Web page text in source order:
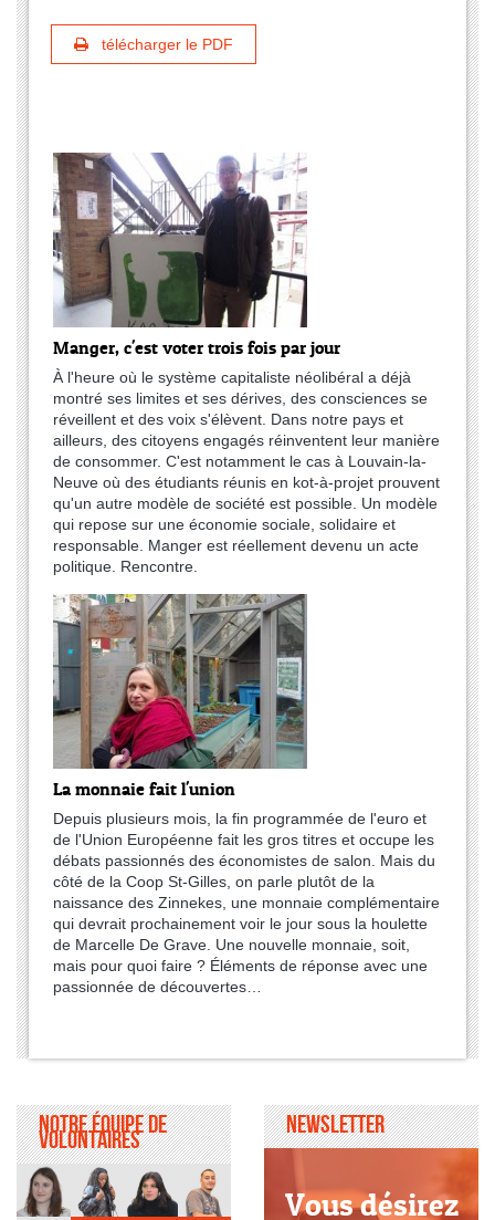
télécharger le PDF
Manger, c'est voter trois fois par jour
À l'heure où le système capitaliste néolibéral a déjà
montré ses limites et ses dérives, des consciences se
réveillent et des voix s'élèvent. Dans notre pays et
ailleurs, des citoyens engagés réinventent leur manière
de consommer. C'est notamment le cas à Louvain-la-
Neuve où des étudiants réunis en kot-à-projet prouvent
qu'un autre modèle de société est possible. Un modèle
qui repose sur une économie sociale, solidaire et
responsable. Manger est réellement devenu un acte
politique. Rencontre.
La monnaie fait l'union
Depuis plusieurs mois, la fin programmée de l'euro et
de l'Union Européenne fait les gros titres et occupe les
débats passionnés des économistes de salon. Mais du
côté de la Coop St-Gilles, on parle plutôt de la
naissance des Zinnekes, une monnaie complémentaire
qui devrait prochainement voir le jour sous la houlette
de Marcelle De Grave. Une nouvelle monnaie, soit,
mais pour quoi faire ? Éléments de réponse avec une
passionnée de découvertes…
Notre équipe de
volontaires
Newsletter
Vous désirez